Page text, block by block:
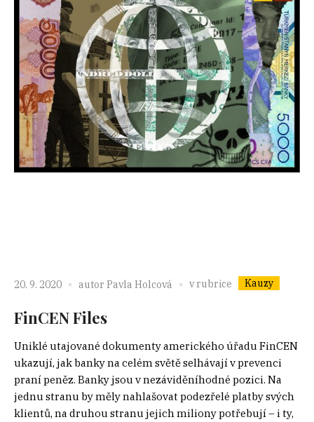
20. 9. 2020 autor Pavla Holcová v rubrice Kauzy
FinCEN Files
Uniklé utajované dokumenty amerického úřadu FinCEN
ukazují, jak banky na celém světě selhávají v prevenci
praní peněz. Banky jsou v nezáviděníhodné pozici. Na
jednu stranu by měly nahlašovat podezřelé platby svých
klientů, na druhou stranu jejich miliony potřebují – i ty,